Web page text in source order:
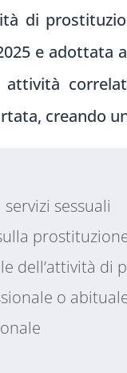
di
e adottata
creando
sessuali
dell’attività di
o